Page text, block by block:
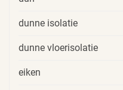
dunne isolatie
dunne vloerisolatie
eiken